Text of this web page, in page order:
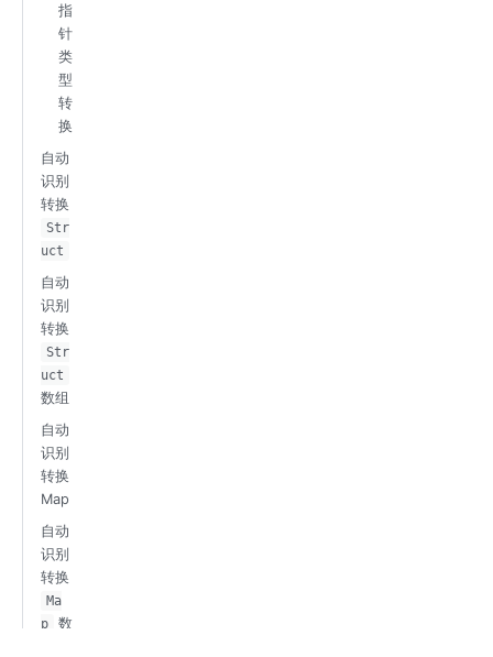
指
针
类
型
转
换
自动
识别
转换
Str
uct
自动
识别
转换
Str
uct
数组
自动
识别
转换
Map
自动
识别
转换
Ma
p
数